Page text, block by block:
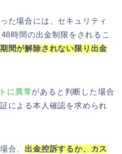
た場合には、セキュリティ
時間の出金制限をされるこ
間が解除されない限り出金
に異常があると判断した場合
による本人確認を求められ
合、 出金控訴するか、カス